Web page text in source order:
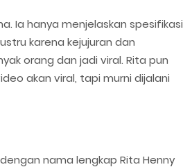
Ia hanya menjelaskan spesifikasi
karena kejujuran dan
orang dan jadi viral. Rita pun
akan viral, tapi murni dijalani
nama lengkap Rita Henny